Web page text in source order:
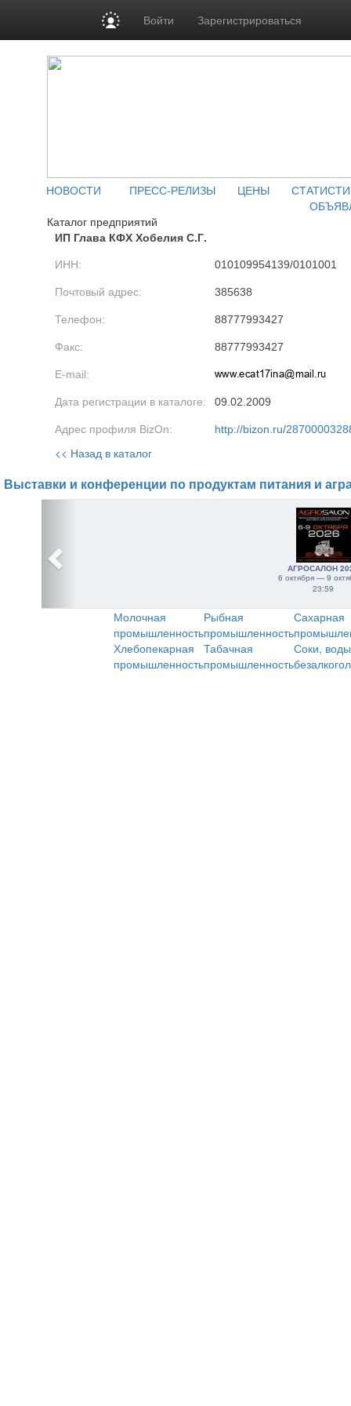
Войти Зарегистрироваться
НОВОСТИ ПРЕСС-РЕЛИЗЫ ЦЕНЫ
Каталог предприятий
ИП Глава КФХ Хобелия С.Г.
ИНН: 010109954139/0101001
Почтовый адрес: 385638
Телефон: 88777993427
Факс: 88777993427
E-mail:
Дата регистрации в каталоге: 09.02.2009
Адрес профиля BizOn: http://bizon.ru/
<< Назад в каталог
Выставки и конференции по продуктам питания и
АГРОСАЛОН
6 октября — 9
23:59
Молочная
промышленность
Рыбная
промышленность
Сахарная
Хлебопекарная
промышленность
Табачная
промышленность
Соки,